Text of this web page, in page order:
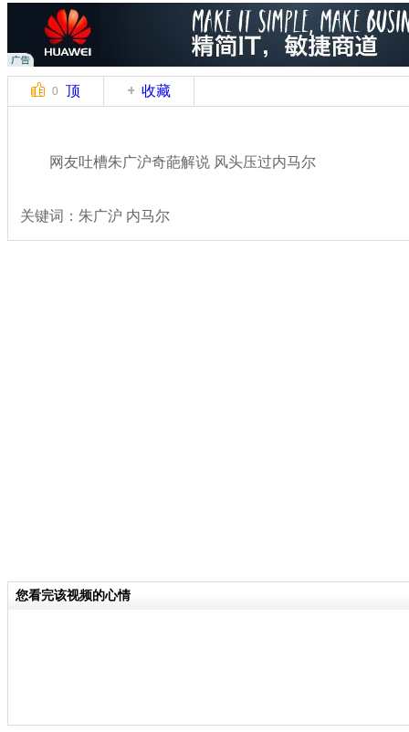
0 顶 收藏
网友吐槽朱广沪奇葩解说 风头压过内马尔
关键词：朱广沪 内马尔
您看完该视频的心情